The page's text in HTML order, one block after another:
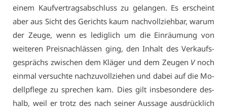
ei­nem Kauf­ver­trags­ab­schluss zu ge­lan­gen. Es er­scheint
aber aus Sicht des Ge­richts kaum nach­voll­zieh­bar, war­um
der Zeu­ge, wenn es le­dig­lich um die Ein­räu­mung von
wei­te­ren Preis­nach­läs­sen ging, den In­halt des Ver­kaufs­
ge­sprächs zwi­schen dem Klä­ger und dem Zeu­gen Vnoch
ein­mal ver­such­te nach­zu­voll­zie­hen und da­bei auf die Mo­
dell­pfle­ge zu spre­chen kam. Dies gilt ins­be­son­de­re des­
halb, weil er trotz des nach sei­ner Aus­sa­ge aus­drück­lich